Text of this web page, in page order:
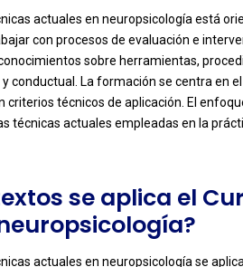
actuales en neuropsicología está
con procesos de evaluación e
sobre herramientas,
conductual. La formación se centra en
técnicos de aplicación. El
técnicas actuales empleadas en la
se aplica el
actuales en neuropsicología se